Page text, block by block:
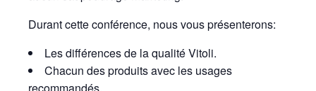
Durant cette conférence, nous vous présenterons:
Les différences de la qualité Vitoli.
Chacun des produits avec les usages